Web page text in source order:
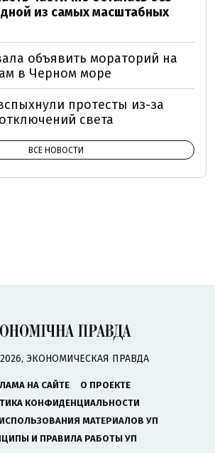
из самых масштабных
объявить мораторий на
в Черном море
протесты из-за
света
ВСЕ НОВОСТИ
ЭКОНОМИЧЕСКАЯ ПРАВДА
НА САЙТЕ
О ПРОЕКТЕ
КОНФИДЕНЦИАЛЬНОСТИ
МАТЕРИАЛОВ УП
И ПРАВИЛА РАБОТЫ УП